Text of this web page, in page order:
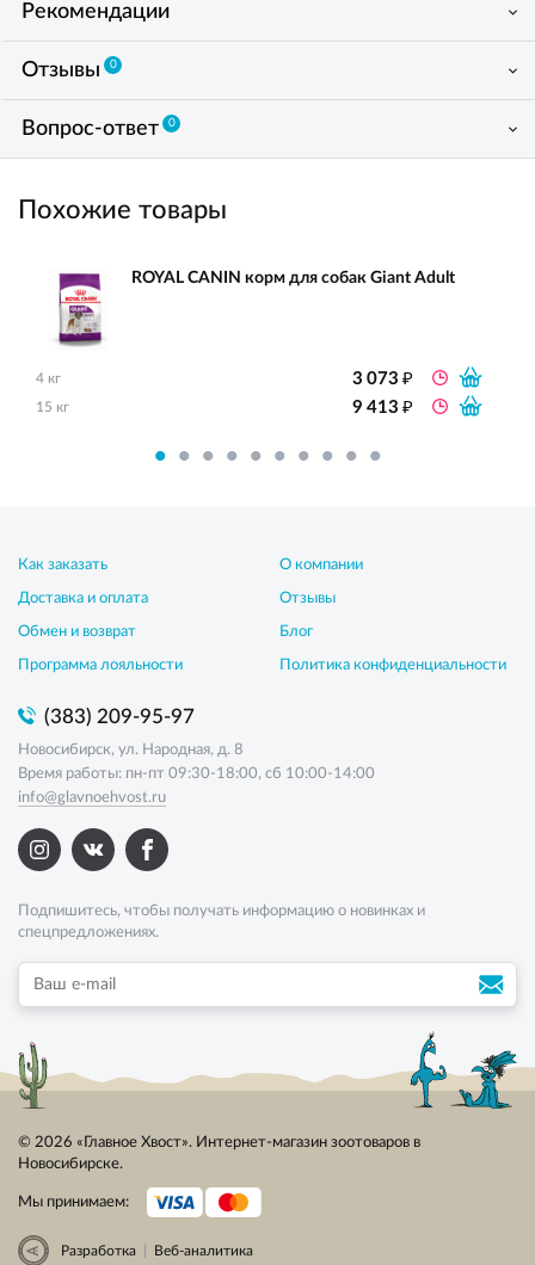
Рекомендации
Отзывы 0
Вопрос-ответ 0
Похожие товары
ROYAL CANIN корм для собак Giant Adult
4 кг 3 073₽
15 кг 9 413₽
Как заказать
Доставка и оплата
Обмен и возврат
Программа лояльности
О компании
Отзывы
Блог
Политика конфиденциальности
(383) 209-95-97
Новосибирск, ул. Народная, д. 8
Время работы: пн-пт 09:30-18:00, сб 10:00-14:00
info@glavnoehvost.ru
Подпишитесь, чтобы получать информацию о новинках и
спецпредложениях.
© 2026 «Главное Хвост». Интернет-магазин зоотоваров в
Новосибирске.
Мы принимаем:
Разработка Веб-аналитика